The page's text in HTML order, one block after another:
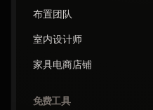
布置团队
室内设计师
家具电商店铺
免费工具